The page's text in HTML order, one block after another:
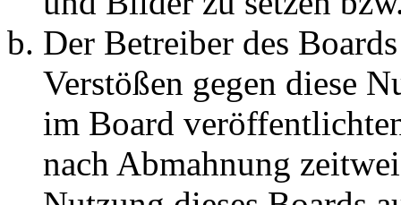
Der Betreiber des
Verstößen gegen diese
im Board
nach Abmahnung